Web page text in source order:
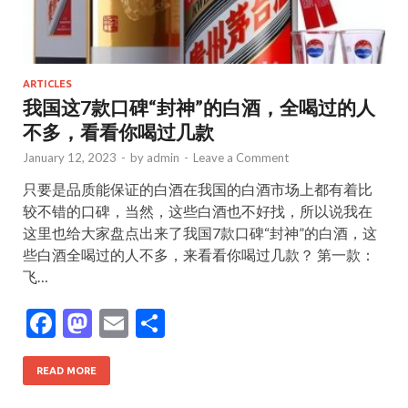
ARTICLES
我国这7款口碑“封神”的白酒，全喝过的人
不多，看看你喝过几款
January 12, 2023 - by admin - Leave a Comment
只要是品质能保证的白酒在我国的白酒市场上都有着比
较不错的口碑，当然，这些白酒也不好找，所以说我在
这里也给大家盘点出来了我国7款口碑“封神”的白酒，这
些白酒全喝过的人不多，来看看你喝过几款？ 第一款：
飞…
F
ac
e
M
as
to
E
READ MORE